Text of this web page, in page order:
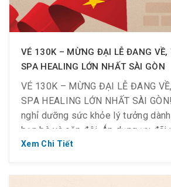
VÉ 130K – MỪNG ĐẠI LỄ ĐANG VỀ,
SPA HEALING LỚN NHẤT SÀI GÒN
VÉ 130K – MỪNG ĐẠI LỄ ĐANG
SPA HEALING LỚN NHẤT SÀI
nghỉ dưỡng sức khỏe lý tưởng
bạn bè và cặp đôi. Áp dụng ưu đãi
hơi Jjim Jil Bang Check-in: 12h ~
Xem Chi Tiết